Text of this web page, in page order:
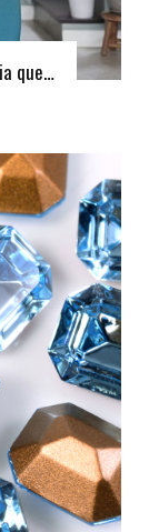
que…